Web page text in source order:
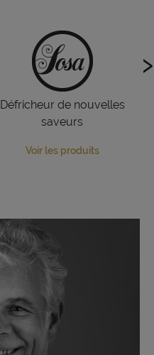
Défricheur de nouvelles
saveurs
Voir les produits
›
›